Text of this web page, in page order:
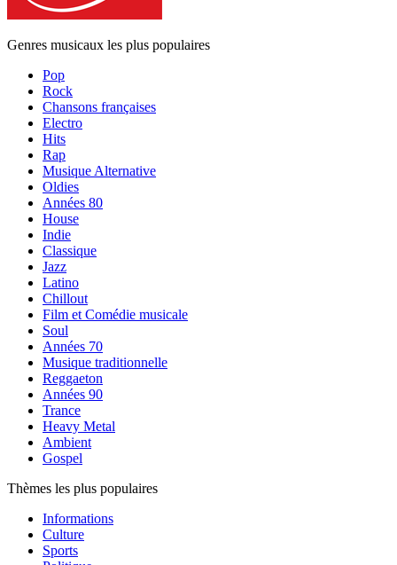
Genres musicaux les plus populaires
Pop
Rock
Chansons françaises
Electro
Hits
Rap
Musique Alternative
Oldies
Années 80
House
Indie
Classique
Jazz
Latino
Chillout
Film et Comédie musicale
Soul
Années 70
Musique traditionnelle
Reggaeton
Années 90
Trance
Heavy Metal
Ambient
Gospel
Thèmes les plus populaires
Informations
Culture
Sports